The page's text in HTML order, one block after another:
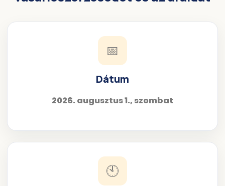
📅
Dátum
2026. augusztus 1., szombat
🕙